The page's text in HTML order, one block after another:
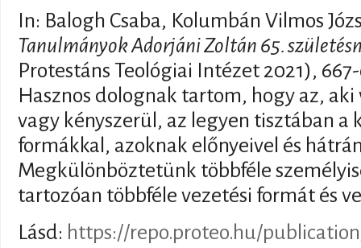
In: Balogh Csaba, Kolumbán Vilmos
Tanulmányok Adorjáni Zoltán 65.
Protestáns Teológiai Intézet 2021),
Hasznos dolognak tartom, hogy az,
vagy kényszerül, az legyen tisztában a
formákkal, azoknak előnyeivel és
Megkülönböztetünk többféle
tartozóan többféle vezetési formát és
Lásd: https://repo.proteo.hu/